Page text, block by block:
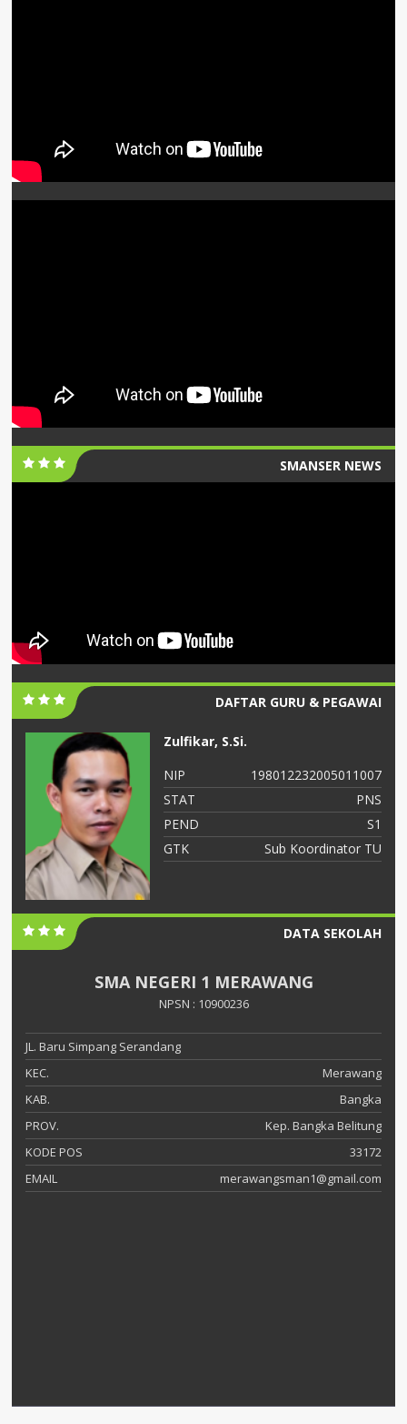
SMANSER NEWS
DAFTAR GURU & PEGAWAI
Zulfikar, S.Si.
NIP
198012232005011007
STAT
PNS
PEND
S1
GTK
Sub Koordinator TU
DATA SEKOLAH
SMA NEGERI 1 MERAWANG
NPSN : 10900236
JL. Baru Simpang Serandang
KEC.
Merawang
KAB.
Bangka
PROV.
Kep. Bangka Belitung
KODE POS
33172
EMAIL
merawangsman1@gmail.com